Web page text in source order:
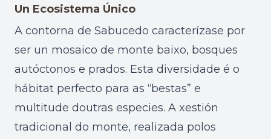
Un Ecosistema Único
A contorna de Sabucedo caracterízase por
ser un mosaico de monte baixo, bosques
autóctonos e prados. Esta diversidade é o
hábitat perfecto para as “bestas” e
multitude doutras especies. A xestión
tradicional do monte, realizada polos